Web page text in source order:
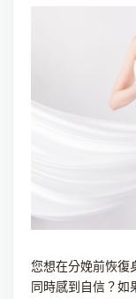
您想在分娩前恢復
同時感到自信？如